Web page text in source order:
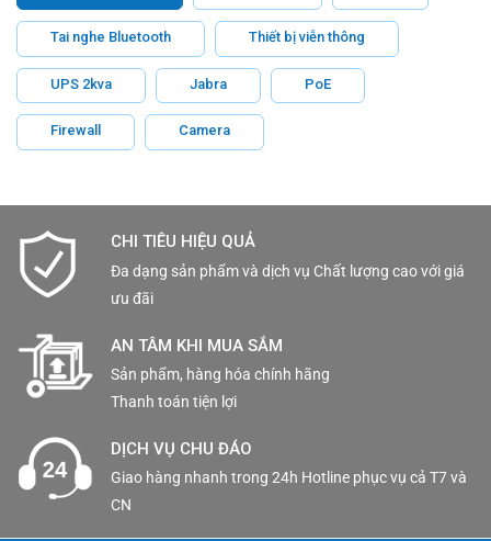
Tai nghe Bluetooth Thiết bị viễn thông
UPS 2kva Jabra PoE
Firewall Camera
CHI TIÊU HIỆU QUẢ
Đa dạng sản phẩm và dịch vụ Chất lượng cao với giá
ưu đãi
AN TÂM KHI MUA SẮM
Sản phẩm, hàng hóa chính hãng
Thanh toán tiện lợi
DỊCH VỤ CHU ĐÁO
Giao hàng nhanh trong 24h Hotline phục vụ cả T7 và
CN